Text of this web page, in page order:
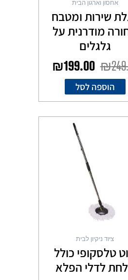
אחסון וארגון הבית
שירות ומטבח
מודרנית על
גלגלים
₪
₪199.00
הוספה לסל
ציוד ניקיון לבית
טלסקופי כולל
לדלי הפלא